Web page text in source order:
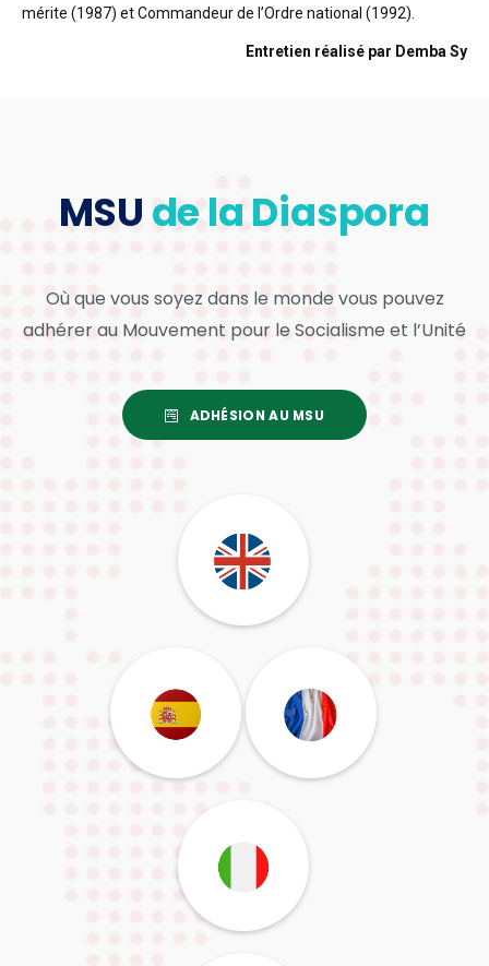
mérite (1987) et Commandeur de l’Ordre national (1992).
Entretien réalisé par Demba Sy
MSU de la Diaspora
Où que vous soyez dans le monde vous pouvez
adhérer au Mouvement pour le Socialisme et l’Unité
ADHÉSION AU MSU